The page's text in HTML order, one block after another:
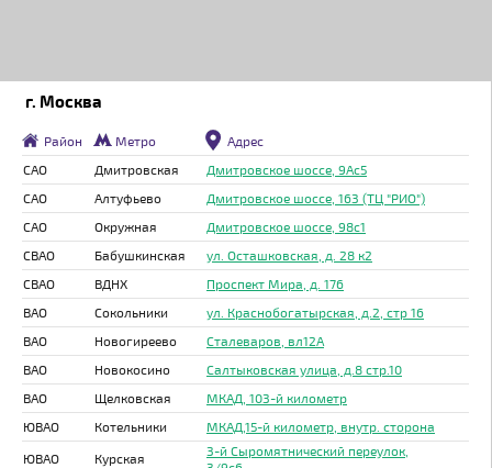
г. Москва
Район Метро
Адрес
САО
Дмитровская
Дмитровское шоссе, 9Ас5
САО
Алтуфьево
Дмитровское шоссе, 163 (ТЦ "РИО")
САО
Окружная
Дмитровское шоссе, 98с1
СВАО
Бабушкинская
ул. Осташковская, д. 28 к2
СВАО
ВДНХ
Проспект Мира, д. 176
ВАО
Сокольники
ул. Краснобогатырская, д.2, стр 16
ВАО
Новогиреево
Сталеваров, вл12А
ВАО
Новокосино
Салтыковская улица, д.8 стр.10
ВАО
Щелковская
МКАД, 103-й километр
ЮВАО
Котельники МКАД,15-й километр, внутр. сторона
ЮВАО Курская
3-й Сыромятнический переулок,